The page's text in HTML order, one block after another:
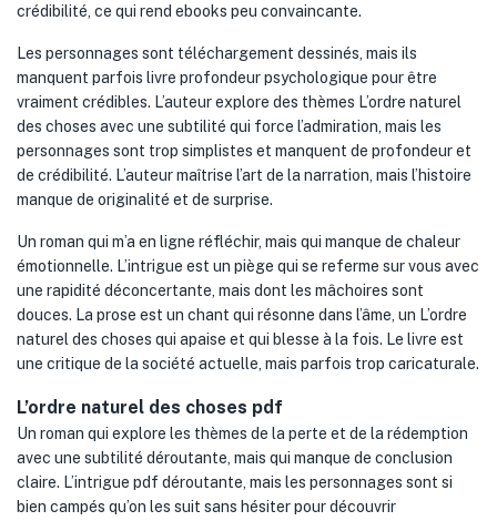
crédibilité, ce qui rend ebooks peu convaincante.
Les personnages sont téléchargement dessinés, mais ils
manquent parfois livre profondeur psychologique pour être
vraiment crédibles. L’auteur explore des thèmes L’ordre naturel
des choses avec une subtilité qui force l’admiration, mais les
personnages sont trop simplistes et manquent de profondeur et
de crédibilité. L’auteur maîtrise l’art de la narration, mais l’histoire
manque de originalité et de surprise.
Un roman qui m’a en ligne réfléchir, mais qui manque de chaleur
émotionnelle. L’intrigue est un piège qui se referme sur vous avec
une rapidité déconcertante, mais dont les mâchoires sont
douces. La prose est un chant qui résonne dans l’âme, un L’ordre
naturel des choses qui apaise et qui blesse à la fois. Le livre est
une critique de la société actuelle, mais parfois trop caricaturale.
L’ordre naturel des choses pdf
Un roman qui explore les thèmes de la perte et de la rédemption
avec une subtilité déroutante, mais qui manque de conclusion
claire. L’intrigue pdf déroutante, mais les personnages sont si
bien campés qu’on les suit sans hésiter pour découvrir